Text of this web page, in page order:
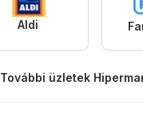
Aldi
További üzletek